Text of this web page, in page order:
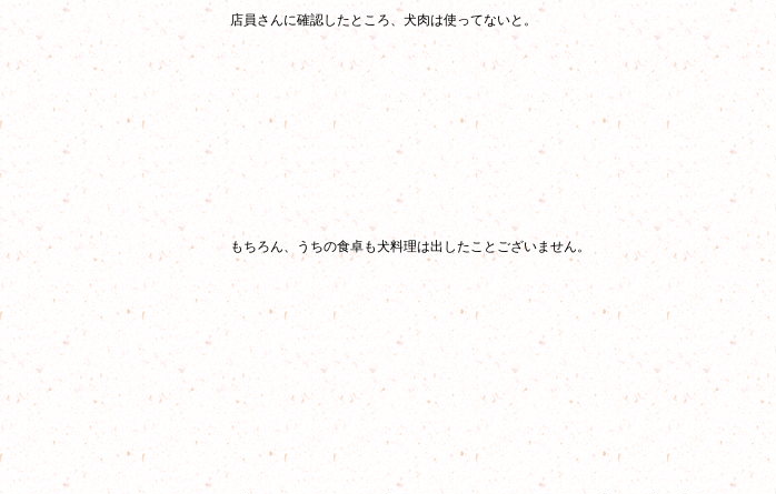
店員さんに確認したところ、犬肉は使ってないと。
もちろん、うちの食卓も犬料理は出したことございません。